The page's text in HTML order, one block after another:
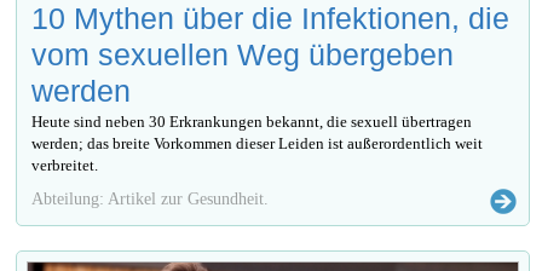
10 Mythen über die Infektionen, die
vom sexuellen Weg übergeben
werden
Heute sind neben 30 Erkrankungen bekannt, die sexuell übertragen
werden; das breite Vorkommen dieser Leiden ist außerordentlich weit
verbreitet.
Abteilung: Artikel zur Gesundheit.